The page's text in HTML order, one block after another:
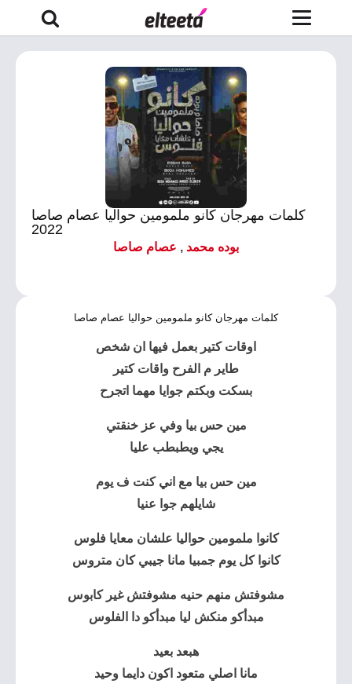
كلمات مهرجان كانو ملمومين حواليا عصام صاصا
2022
بوده محمد , عصام صاصا
كلمات مهرجان كانو ملمومين حواليا عصام صاصا
اوقات كتير بعمل فيها ان شخص
طاير م الفرح واقات كتير
بسكت وبكتم جوايا مهما اتجرح
مين حس بيا وفي عز خنقتي
يجي ويطبطب عليا
مين حس بيا مع اني كنت ف يوم
شايلهم جوا عنيا
كانوا ملمومين حواليا علشان معايا فلوس
كانوا كل يوم جمبيا مانا جيبي كان متروس
مشوفتش منهم حنيه مشوفتش غير كابوس
مبدأكو منكش ليا مبدأكو دا الفلوس
هبعد بعيد
مانا اصلي متعود اكون دايما وحيد